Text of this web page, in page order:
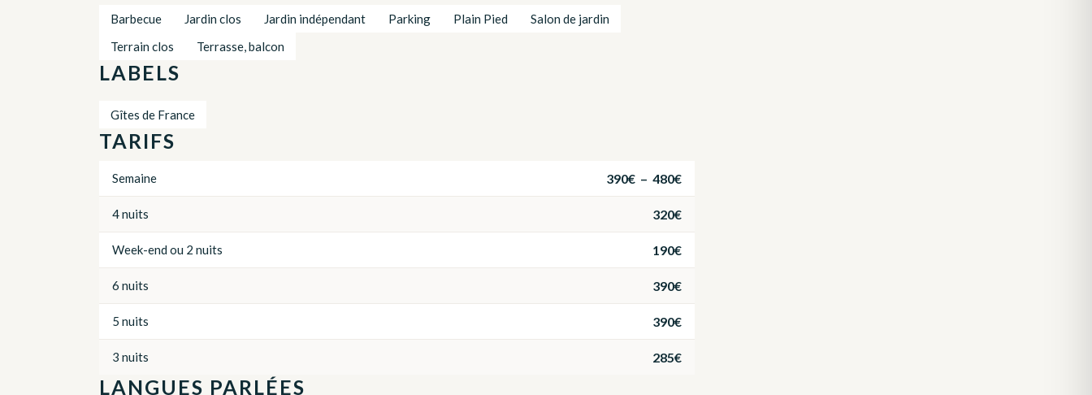
Barbecue Jardin clos Jardin indépendant Parking Plain Pied
Salon de jardin
Terrain clos
Terrasse, balcon
LABELS
Gîtes de France
TARIFS
Semaine 390€ – 480€
4 nuits 320€
Week-end ou 2 nuits 190€
6 nuits 390€
5 nuits 390€
3 nuits 285€
LANGUES PARLÉES